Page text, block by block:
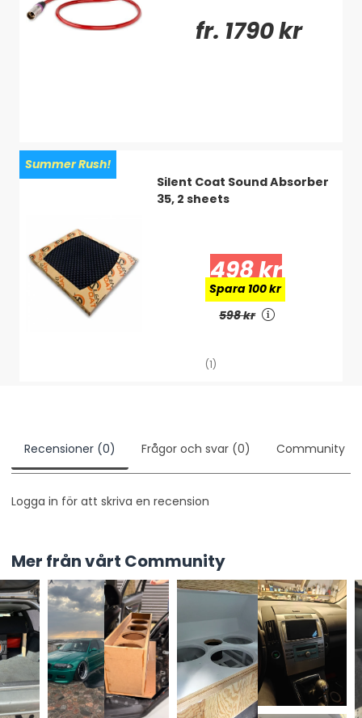
fr. 1790 kr
Summer Rush!
Silent Coat Sound Absorber
35, 2 sheets
498 kr
Spara 100 kr
598 kr
(1)
Recensioner (0) Frågor och svar (0) Community
Logga in för att skriva en recension
Mer från vårt Community